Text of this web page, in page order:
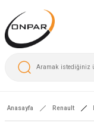
Anasayfa Renault